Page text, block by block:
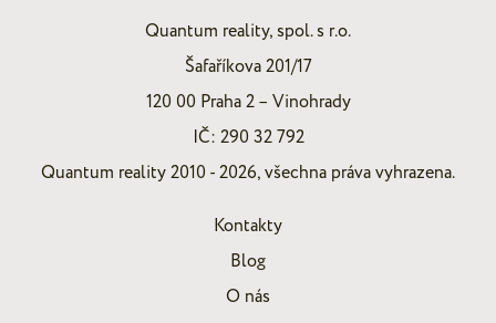
Quantum reality, spol. s r.o.
Šafaříkova 201/17
120 00 Praha 2 – Vinohrady
IČ: 290 32 792
Quantum reality 2010 - 2026, všechna práva vyhrazena.
Kontakty
Blog
O nás